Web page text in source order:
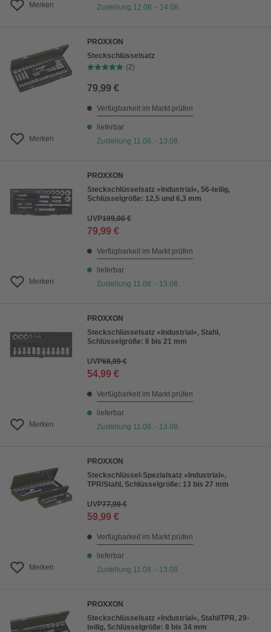
Merken
Zustellung 12.08. - 14.08.
Merken
PROXXON
Steckschlüsselsatz
(2)
79,99 €
Verfügbarkeit im Markt prüfen
lieferbar
Zustellung 11.08. - 13.08.
Merken
PROXXON
Steckschlüsselsatz »Industrial«, 56-teilig,
Schlüsselgröße: 12,5 und 6,3 mm
UVP109,00 €
79,99 €
Verfügbarkeit im Markt prüfen
lieferbar
Zustellung 11.08. - 13.08.
Merken
PROXXON
Steckschlüsselsatz »Industrial«, Stahl,
Schlüsselgröße: 6 bis 21 mm
UVP68,99 €
54,99 €
Verfügbarkeit im Markt prüfen
lieferbar
Zustellung 11.08. - 13.08.
Merken
PROXXON
Steckschlüssel-Spezialsatz »Industrial«,
TPR/Stahl, Schlüsselgröße: 13 bis 27 mm
UVP77,99 €
59,99 €
Verfügbarkeit im Markt prüfen
lieferbar
Zustellung 11.08. - 13.08.
PROXXON
Steckschlüsselsatz »Industrial«, Stahl/TPR, 29-
teilig, Schlüsselgröße: 8 bis 34 mm